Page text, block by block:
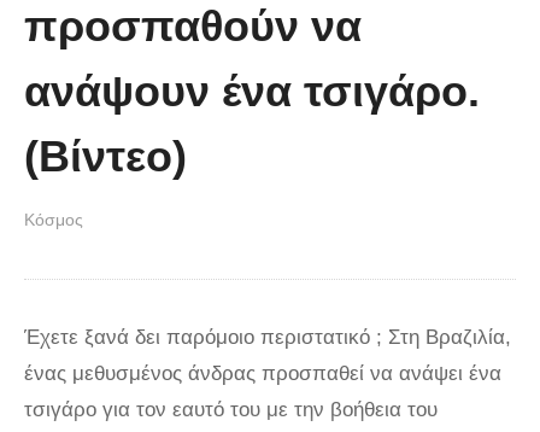
Οι 5 Γιατροί Κρύφτηκαν πίσω από
όταν έπεσε απλά ΔΕΝ περιγράφεται!
προσπαθούν να
ανάψουν ένα τσιγάρο.
(Βίντεο)
Κόσμος
Έχετε ξανά δει παρόμοιο περιστατικό ; Στη Βραζιλία,
ένας μεθυσμένος άνδρας προσπαθεί να ανάψει ένα
τσιγάρο για τον εαυτό του με την βοήθεια του